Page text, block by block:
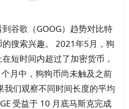
谷歌（GOOG）趋势对比特
搜索兴趣。 2021年5月，狗
短时间内超过了加密货币，
月中，狗狗币尚未触及之前
我们观察不同时间长度的平均
受益于 10 月底马斯克完成